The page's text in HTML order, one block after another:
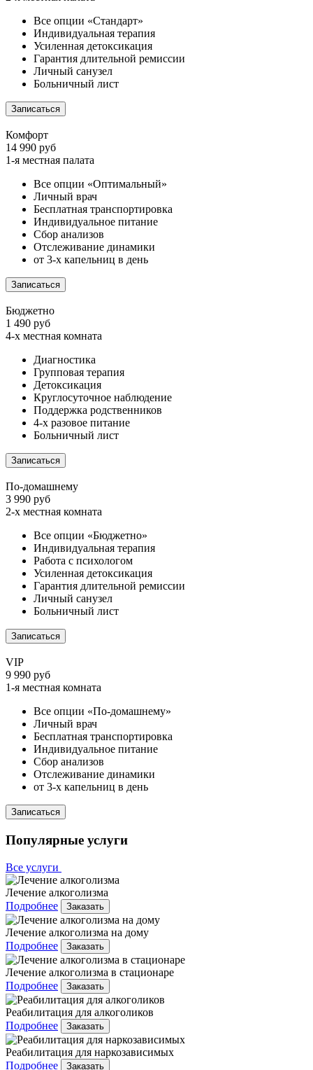
Все опции «Стандарт»
Индивидуальная терапия
Усиленная детоксикация
Гарантия длительной ремиссии
Личный санузел
Больничный лист
Записаться
Комфорт
14 990 руб
1-я местная палата
Все опции «Оптимальный»
Личный врач
Бесплатная транспортировка
Индивидуальное питание
Сбор анализов
Отслеживание динамики
от 3-х капельниц в день
Записаться
Бюджетно
1 490 руб
4-х местная комната
Диагностика
Групповая терапия
Детоксикация
Круглосуточное наблюдение
Поддержка родственников
4-х разовое питание
Больничный лист
Записаться
По-домашнему
3 990 руб
2-х местная комната
Все опции «Бюджетно»
Индивидуальная терапия
Работа с психологом
Усиленная детоксикация
Гарантия длительной ремиссии
Личный санузел
Больничный лист
Записаться
VIP
9 990 руб
1-я местная комната
Все опции «По-домашнему»
Личный врач
Бесплатная транспортировка
Индивидуальное питание
Сбор анализов
Отслеживание динамики
от 3-х капельниц в день
Записаться
Популярные услуги
Все услуги
Лечение алкоголизма
Подробнее
Заказать
Лечение алкоголизма на дому
Подробнее
Заказать
Лечение алкоголизма в стационаре
Подробнее
Заказать
Реабилитация для алкоголиков
Подробнее
Заказать
Реабилитация для наркозависимых
Подробнее
Заказать